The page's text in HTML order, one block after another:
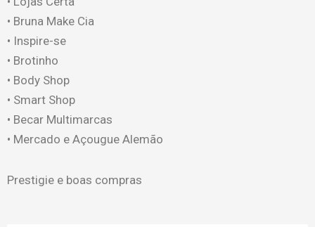
• ⁠Bruna Make Cia
• ⁠Inspire-se
• ⁠Brotinho
• ⁠Body Shop
• ⁠Smart Shop
• ⁠Becar Multimarcas
• ⁠Mercado e Açougue Alemão
Prestigie e boas compras